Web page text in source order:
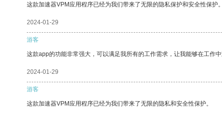
这款加速器VPM应用程序已经为我们带来了无限的隐私保护和安全性保护。
2024-01-29
游客
这款app的功能非常强大，可以满足我所有的工作需求，让我能够在工作中
2024-01-29
游客
这款加速器VPM应用程序已经为我们带来了无限的隐私和安全性保护。